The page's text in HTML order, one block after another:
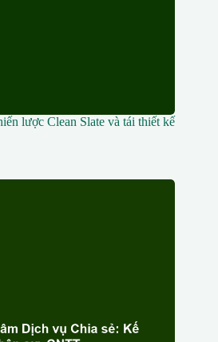
lược Clean Slate và tái thiết kế